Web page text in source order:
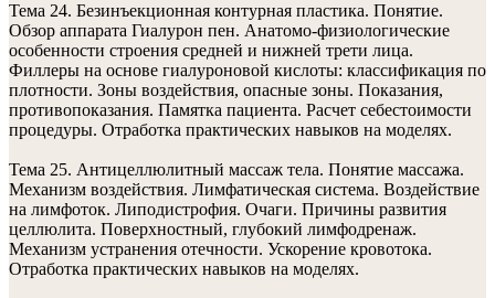
Тема 24. Безинъекционная контурная пластика. Понятие.
Обзор аппарата Гиалурон пен. Анатомо-физиологические
особенности строения средней и нижней трети лица.
Филлеры на основе гиалуроновой кислоты: классификация по
плотности. Зоны воздействия, опасные зоны. Показания,
противопоказания. Памятка пациента. Расчет себестоимости
процедуры. Отработка практических навыков на моделях.
Тема 25. Антицеллюлитный массаж тела. Понятие массажа.
Механизм воздействия. Лимфатическая система. Воздействие
на лимфоток. Липодистрофия. Очаги. Причины развития
целлюлита. Поверхностный, глубокий лимфодренаж.
Механизм устранения отечности. Ускорение кровотока.
Отработка практических навыков на моделях.